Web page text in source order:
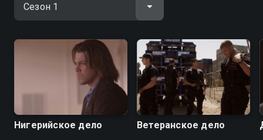
Нигерийское дело Ветеранское дело